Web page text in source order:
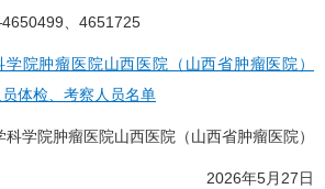
、4651725
学院肿瘤医院山西医院（山西省肿瘤医院）
体检、考察人员名单
科学院肿瘤医院山西医院（山西省肿瘤医院）
2026年5月27日